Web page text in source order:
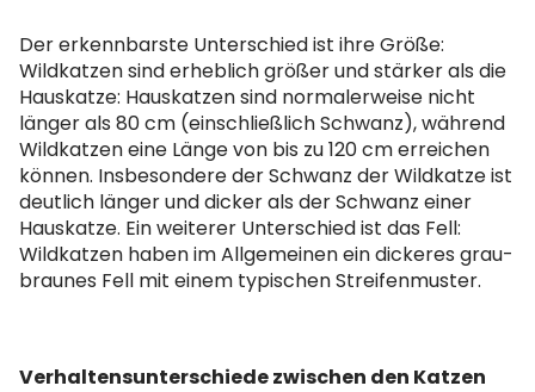
Der erkennbarste Unterschied ist ihre Größe:
Wildkatzen sind erheblich größer und stärker als die
Hauskatze: Hauskatzen sind normalerweise nicht
länger als 80 cm (einschließlich Schwanz), während
Wildkatzen eine Länge von bis zu 120 cm erreichen
können. Insbesondere der Schwanz der Wildkatze ist
deutlich länger und dicker als der Schwanz einer
Hauskatze. Ein weiterer Unterschied ist das Fell:
Wildkatzen haben im Allgemeinen ein dickeres grau-
braunes Fell mit einem typischen Streifenmuster.
Verhaltensunterschiede zwischen den Katzen